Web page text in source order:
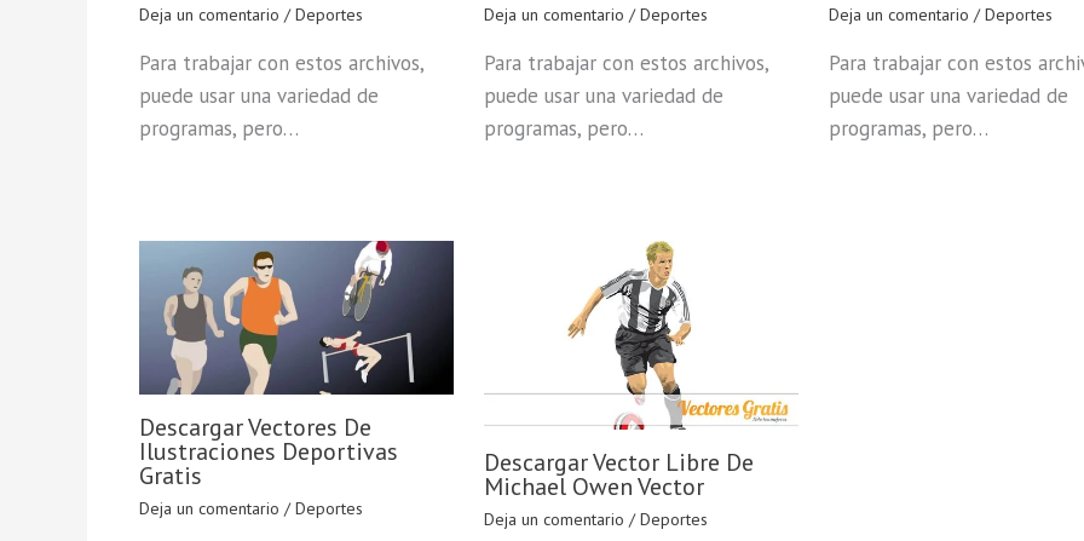
Deja un comentario /Deportes
Para trabajar con estos archivos,
puede usar una variedad de
programas, pero…
Deja un comentario /Deportes
Para trabajar con estos archivos,
puede usar una variedad de
programas, pero…
Deja un comentario /Deportes
Para trabajar con estos
puede usar una variedad de
programas, pero…
Descargar Vectores De
Ilustraciones Deportivas
Gratis
Deja un comentario /Deportes
Descargar Vector Libre De
Michael Owen Vector
Deja un comentario /Deportes